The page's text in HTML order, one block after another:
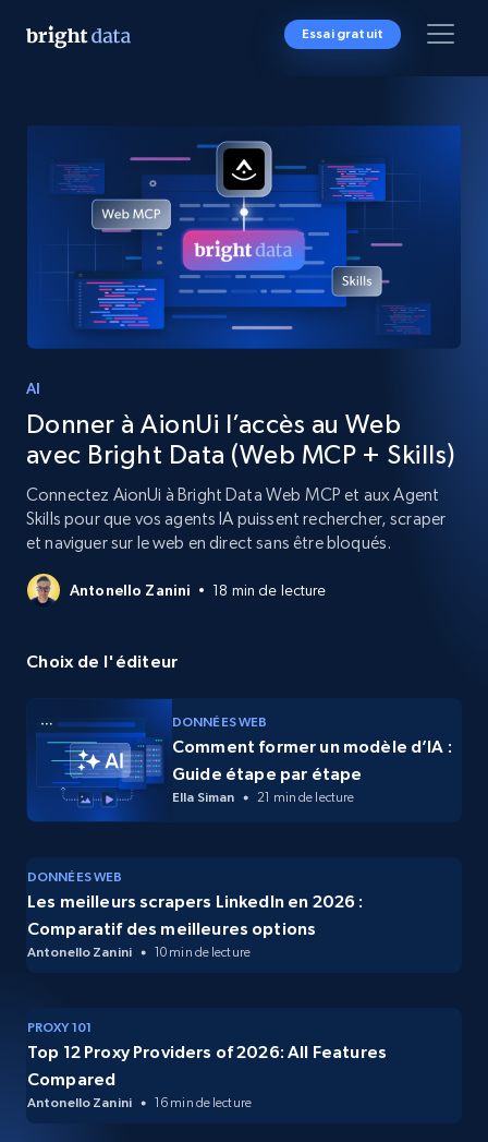
Essai gratuit
AI
Donner à AionUi l’accès au Web
avec Bright Data (Web MCP + Skills)
Connectez AionUi à Bright Data Web MCP et aux Agent
Skills pour que vos agents IA puissent rechercher, scraper
et naviguer sur le web en direct sans être bloqués.
Antonello Zanini 18 min de lecture
Choix de l'éditeur
DONNÉES WEB
Comment former un modèle d’IA :
Guide étape par étape
Ella Siman 21 min de lecture
DONNÉES WEB
Les meilleurs scrapers LinkedIn en 2026 :
Comparatif des meilleures options
Antonello Zanini 10 min de lecture
PROXY 101
Top 12 Proxy Providers of 2026: All Features
Compared
Antonello Zanini 16 min de lecture